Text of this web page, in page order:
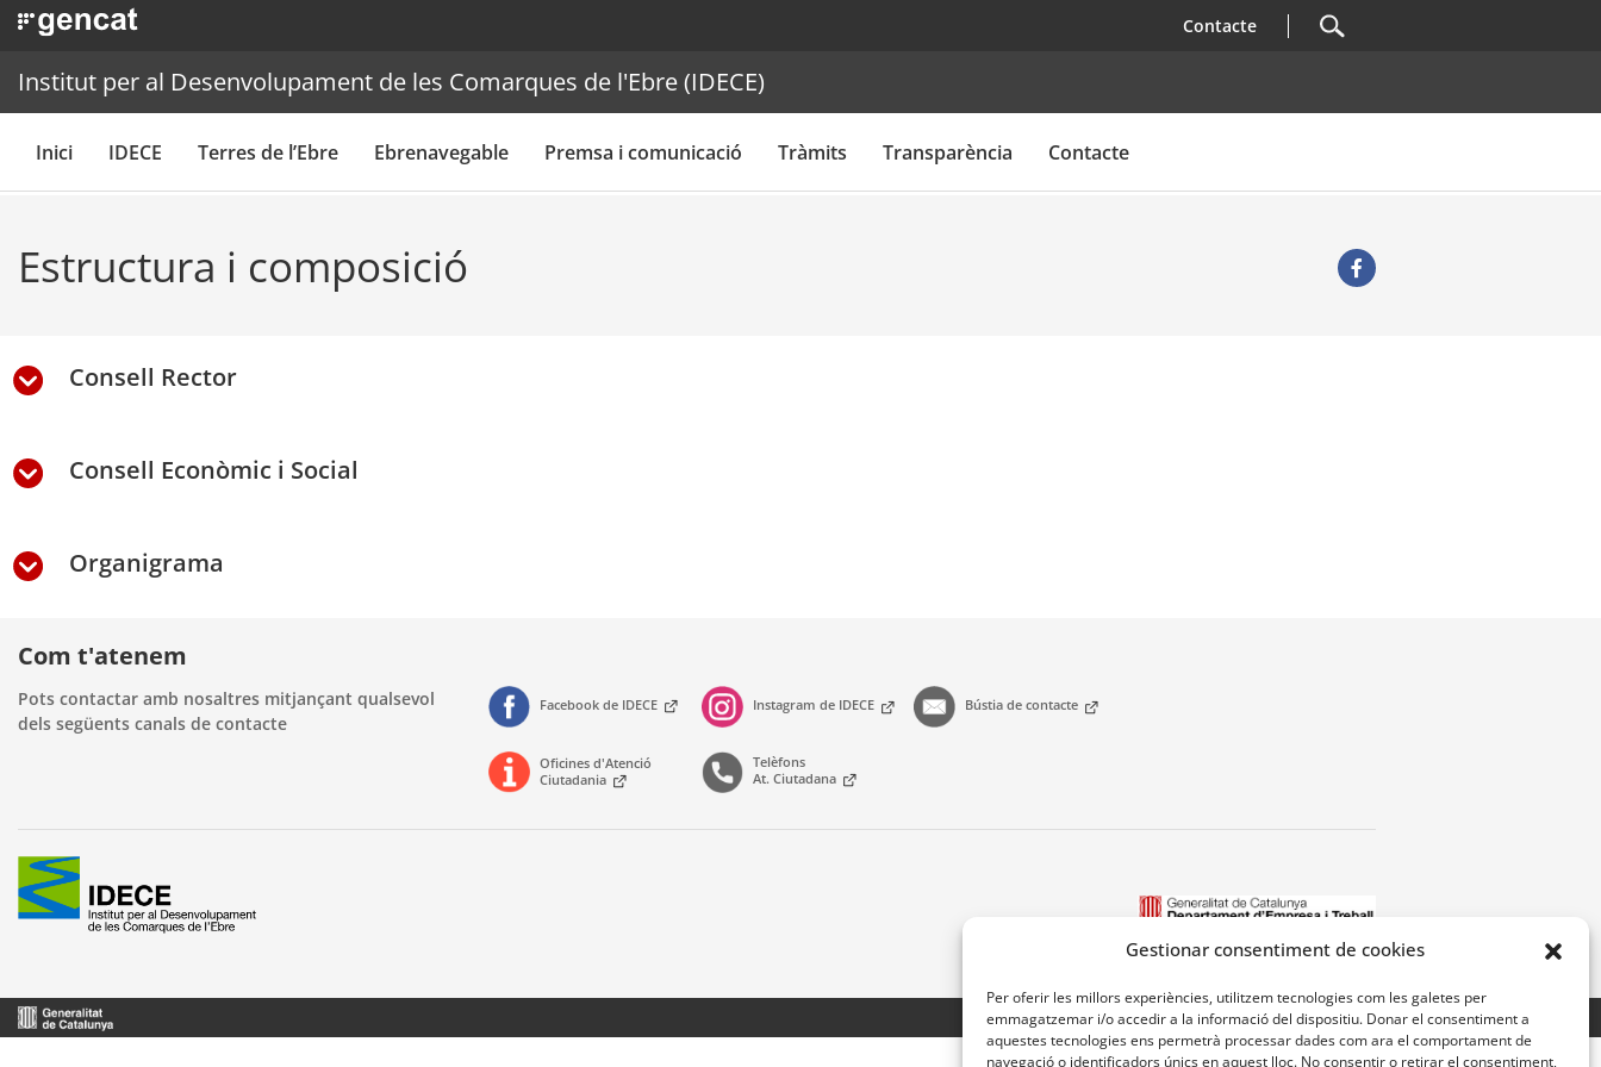
Gestionar consentiment de cookies
Per oferir les millors experiències, utilitzem tecnologies com les galetes per
emmagatzemar i/o accedir a la informació del dispositiu. Donar el consentiment a
aquestes tecnologies ens permetrà processar dades com ara el comportament de
navegació o identificadors únics en aquest lloc. No consentir o retirar el consentiment,
Contacte
Institut per al Desenvolupament de les Comarques de l'Ebre (IDECE)
Inici IDECE Terres de l’Ebre Ebrenavegable Premsa i comunicació Tràmits Transparència Contacte
Estructura i composició
Consell Rector
Consell Econòmic i Social
Organigrama
Com t'atenem
Pots contactar amb nosaltres mitjançant qualsevol
dels següents canals de contacte
Facebook de IDECE
Oficines d'Atenció
Ciutadania
Instagram de IDECE
Telèfons
At. Ciutadana
Bústia de contacte
Avís legal Accessibilitat Mapa Web